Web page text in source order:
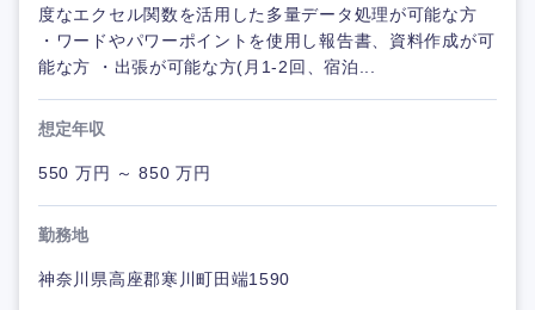
度なエクセル関数を活用した多量データ処理が可能な方
・ワードやパワーポイントを使用し報告書、資料作成が可
能な方 ・出張が可能な方(月1-2回、宿泊...
想定年収
550 万円 ～ 850 万円
勤務地
神奈川県高座郡寒川町田端1590